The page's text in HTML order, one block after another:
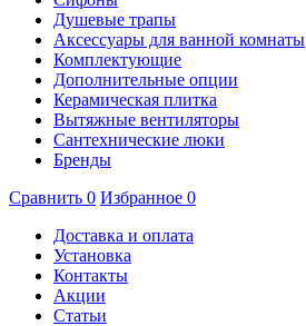
Душевые трапы
Аксессуары для ванной комнаты
Комплектующие
Дополнительные опции
Керамическая плитка
Вытяжные вентиляторы
Сантехнические люки
Бренды
Сравнить 0 Избранное 0
Доставка и оплата
Установка
Контакты
Акции
Статьи